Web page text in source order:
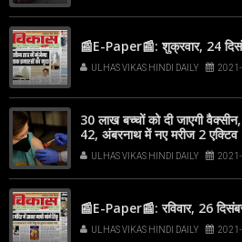
📰E-Paper📰: शुक्रवार, 24
ULHAS VIKAS HINDI DAILY
30 लाख बच्चों को दी जाएगी
42, अंबरनाथ में नए मरीज 2
26 ULHAS VIKAS HINDI DAILY
📰E-Paper📰: रविवार, 26
ULHAS VIKAS HINDI DAILY